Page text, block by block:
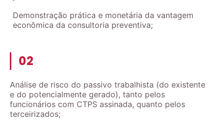
Demonstração prática e monetária da vantagem
econômica da consultoria preventiva;
02
Análise de risco do passivo trabalhista (do existente
e do potencialmente gerado), tanto pelos
funcionários com CTPS assinada, quanto pelos
terceirizados;